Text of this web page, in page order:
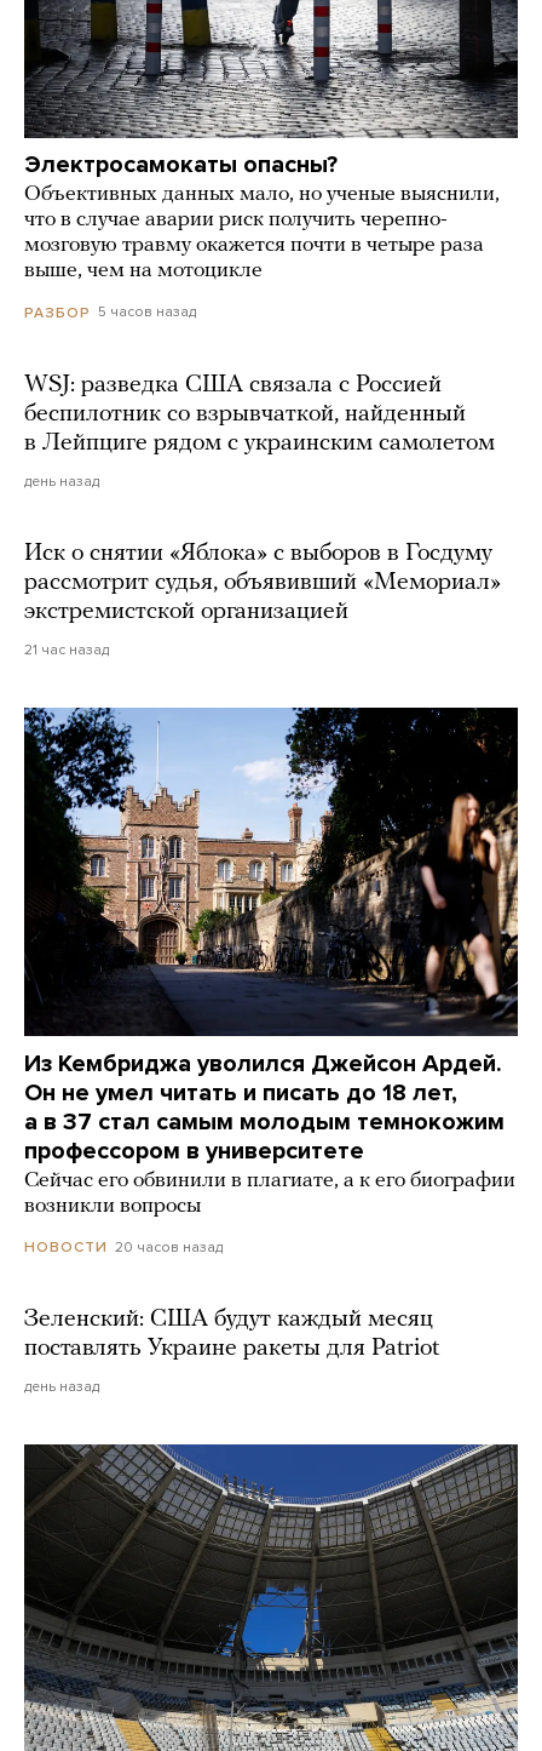
Электросамокаты опасны?
Объективных данных мало, но ученые выяснили,
что в случае аварии риск получить черепно-
мозговую травму окажется почти в четыре раза
выше, чем на мотоцикле
РАЗБОР 5 часов назад
WSJ: разведка США связала с Россией
беспилотник со взрывчаткой, найденный
в Лейпциге рядом с украинским самолетом
день назад
Иск о снятии «Яблока» с выборов в Госдуму
рассмотрит судья, объявивший «Мемориал»
экстремистской организацией
21 час назад
Из Кембриджа уволился Джейсон Ардей.
Он не умел читать и писать до 18 лет,
а в 37 стал самым молодым темнокожим
профессором в университете
Сейчас его обвинили в плагиате, а к его биографии
возникли вопросы
НОВОСТИ 20 часов назад
Зеленский: США будут каждый месяц
поставлять Украине ракеты для Patriot
день назад